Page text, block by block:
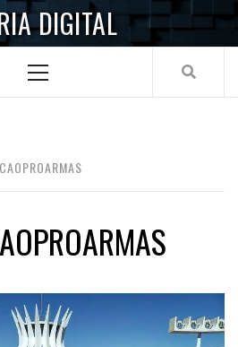
DIGITAL
Menu